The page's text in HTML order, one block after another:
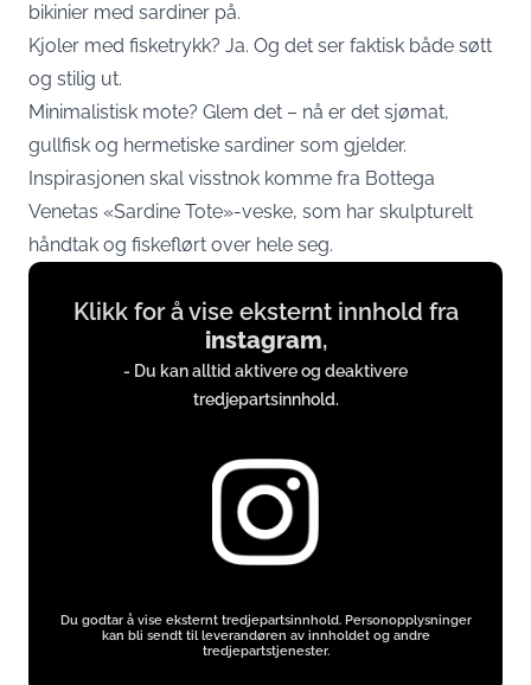
bikinier med sardiner på.
Kjoler med fisketrykk? Ja. Og det ser faktisk både søtt
og stilig ut.
Minimalistisk mote? Glem det – nå er det sjømat,
gullfisk og hermetiske sardiner som gjelder.
Inspirasjonen skal visstnok komme fra Bottega
Venetas «Sardine Tote»-veske, som har skulpturelt
håndtak og fiskeflørt over hele seg.
Display
content
instagram.com
Klikk for å vise eksternt innhold fra
instagram,
- Du kan alltid aktivere og deaktivere
tredjepartsinnhold.
Du godtar å vise eksternt tredjepartsinnhold. Personopplysninger
kan bli sendt til leverandøren av innholdet og andre
tredjepartstjenester.